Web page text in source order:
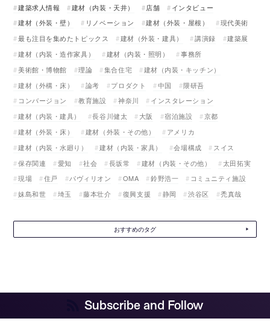
建築求人情報
建材（内装・天井） 店舗
インタビュー
建材（外装・壁）
リノベーション 建材（外装・屋根）
現代美術
最も注目を集めたトピックス
建材（外装・建具） 講演録
建築展
建材（内装・造作家具）
建材（内装・照明）
事務所
美術館・博物館
理論 集合住宅
建材（内装・キッチン）
建材（外構・床）
論考 プロダクト 中国
隈研吾
コンバージョン
教育施設 神奈川
インスタレーション
建材（内装・建具）
長谷川健太 大阪 宿泊施設
京都
建材（外装・床）
建材（外装・その他）
アメリカ
建材（内装・水廻り）
建材（内装・家具） 会場構成
スイス
保存関連
愛知 社会 長坂常 建材（内装・その他）
太田拓実
現場
住戸 パヴィリオン OMA 鈴野浩一
コミュニティ施設
妹島和世
埼玉 藤本壮介 復興支援 静岡 渋谷区 禿真哉
おすすめのタグ
Subscribe and Follow